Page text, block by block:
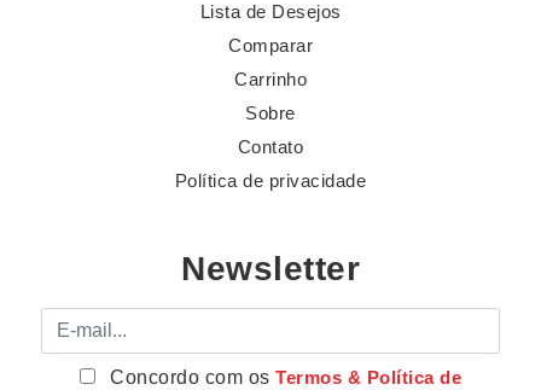
Lista de Desejos
Comparar
Carrinho
Sobre
Contato
Política de privacidade
Newsletter
E-mail
Concordo com osTermos & Política de